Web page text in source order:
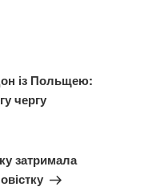
із Польщею:
чергу
затримала